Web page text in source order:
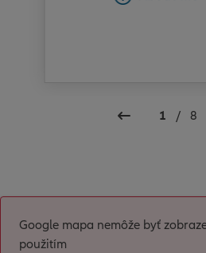
1 / 8
Google mapa nemôže byť
použitím